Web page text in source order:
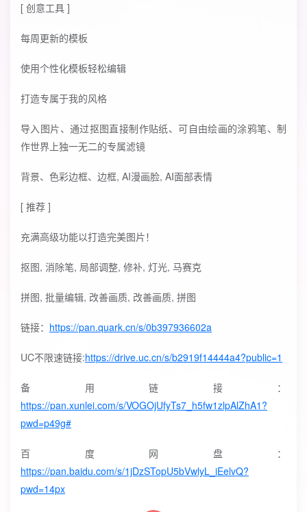
[ 创意工具 ]
每周更新的模板
使用个性化模板轻松编辑
打造专属于我的风格
导入图片、通过抠图直接制作贴纸、可自由绘画的涂鸦笔、制
作世界上独一无二的专属滤镜
背景、色彩边框、边框, AI漫画脸, AI面部表情
[ 推荐 ]
充满高级功能以打造完美图片！
抠图, 消除笔, 局部调整, 修补, 灯光, 马赛克
拼图, 批量编辑, 改善画质, 改善画质, 拼图
链接： https://pan.quark.cn/s/0b397936602a
UC不限速链接:https://drive.uc.cn/s/b2919f14444a4?public=1
备用链接：
https://pan.xunlei.com/s/VOGOjUfyTs7_h5fw1zlpAlZhA1?
pwd=p49g#
百度网盘：
https://pan.baidu.com/s/1jDzSTopU5bVwlyL_iEelvQ?
pwd=14px